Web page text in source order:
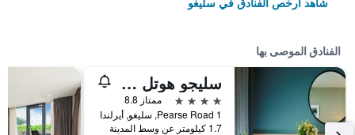
الفنادق الموصى بها
سليجو هوتل آند ليجر كلوب
4 نجوم
ممتاز 8.8
Pearse Road 1, سليغو, أيرلندا
1.7 كيلومتر عن وسط المدينة